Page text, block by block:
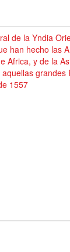
de la Yndia
han hecho las
Africa, y de la
1557